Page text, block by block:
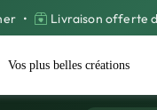
• Livraison offerte
Vos plus belles créations